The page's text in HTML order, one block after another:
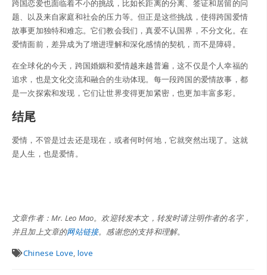
跨国恋爱也面临着不小的挑战，比如长距离的分离、签证和居留的问
题、以及来自家庭和社会的压力等。但正是这些挑战，使得跨国爱情
故事更加独特和难忘。它们教会我们，真爱不认国界，不分文化。在
爱情面前，差异成为了增进理解和深化感情的契机，而不是障碍。
在全球化的今天，跨国婚姻和爱情越来越普遍，这不仅是个人幸福的
追求，也是文化交流和融合的生动体现。每一段跨国的爱情故事，都
是一次探索和发现，它们让世界变得更加紧密，也更加丰富多彩。
结尾
爱情，不管是过去还是现在，或者何时何地，它就突然出现了。这就
是人生，也是爱情。
文章作者：Mr. Leo Mao。欢迎转发本文，转发时请注明作者的名字，
并且加上文章的网站链接。感谢您的支持和理解。
Chinese Love, love